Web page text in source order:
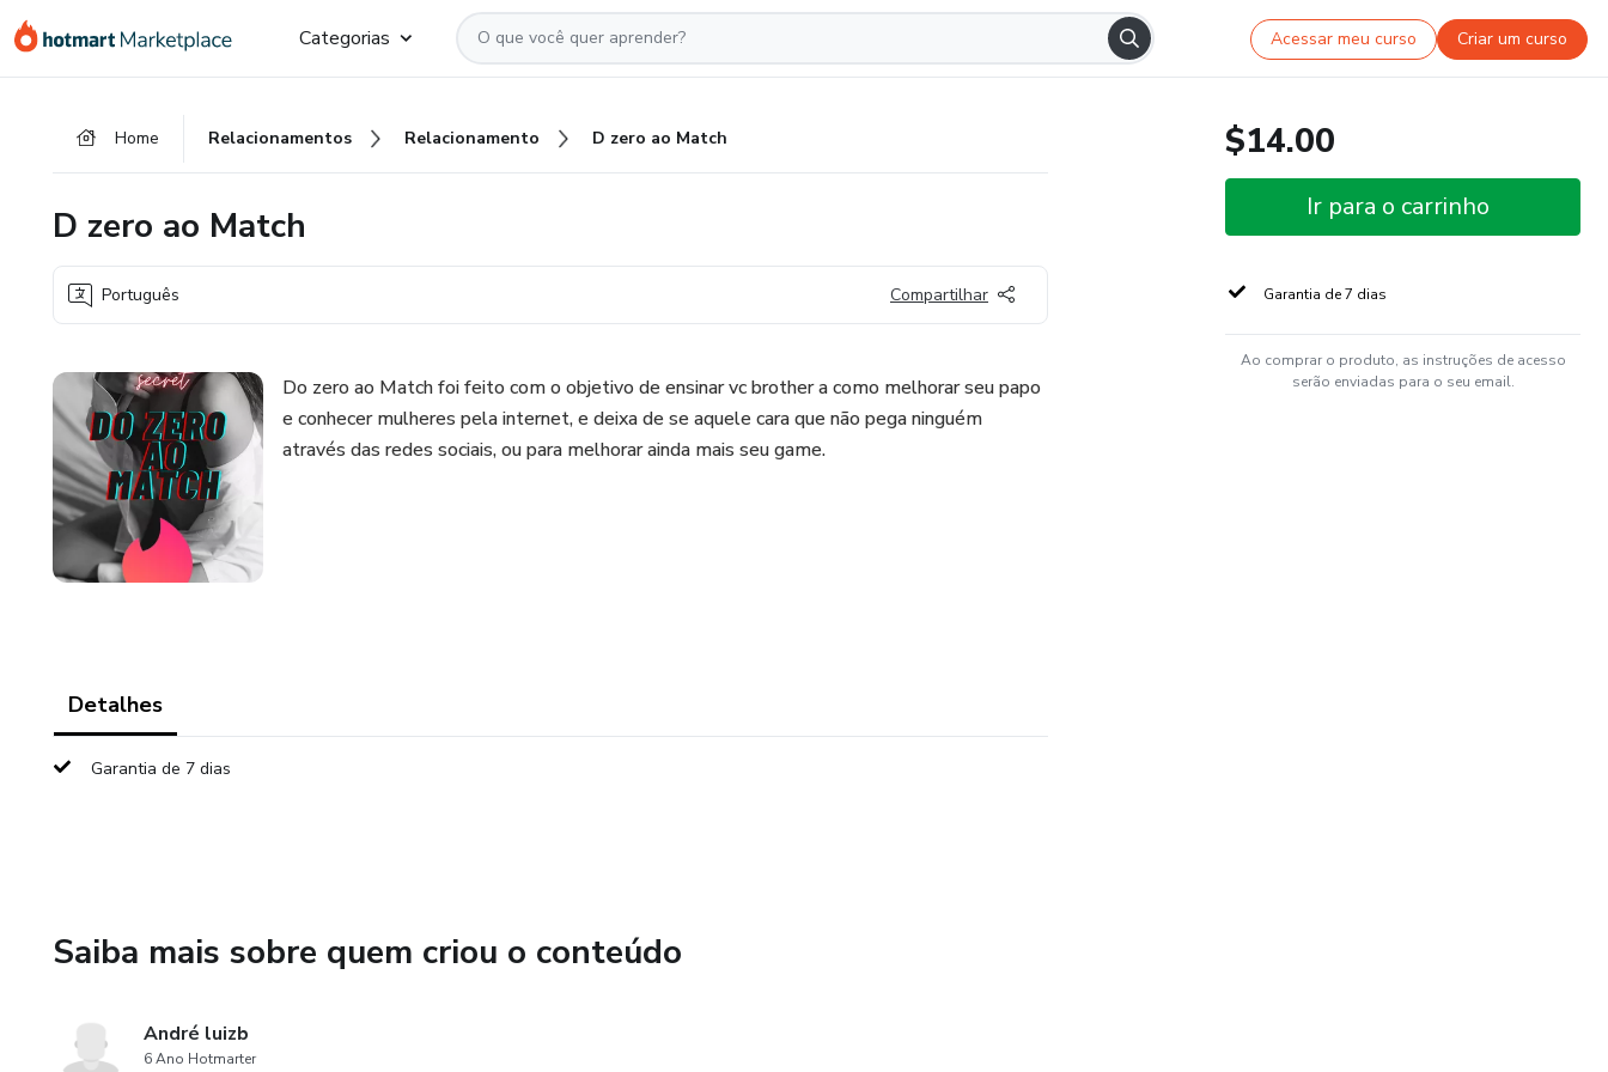
para
para
para
Categorias Acessar meu curso Criar um curso
Home Relacionamentos Relacionamento D zero ao Match
D zero ao Match
Português Compartilhar
Do zero ao Match foi feito com o objetivo de ensinar vc brother a como melhorar seu papo
e conhecer mulheres pela internet, e deixa de se aquele cara que não pega ninguém
através das redes sociais, ou para melhorar ainda mais seu game.
Detalhes
Garantia de 7 dias
Saiba mais sobre quem criou o conteúdo
André luizb
6 Ano Hotmarter
$14.00
Ir para o carrinho
Garantia de 7 dias
Ao comprar o produto, as instruções de acesso
serão enviadas para o seu email.